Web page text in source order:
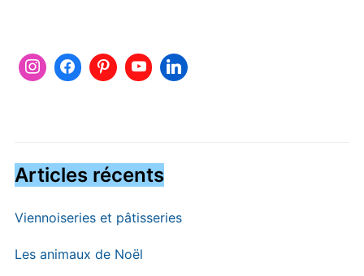
Articles récents
Viennoiseries et pâtisseries
Les animaux de Noël